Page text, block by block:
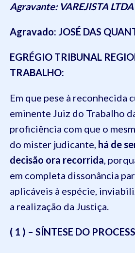
Agravante: VAREJISTA LTDA
Agravado: JOSÉ DAS
EGRÉGIO TRIBUNAL
TRABALHO:
Em que pese à reconhecida
eminente Juiz do Trabalho
proficiência com que o
do mister judicante, há de
decisão ora recorrida,
em completa dissonância
aplicáveis à espécie,
a realização da Justiça.
( 1 ) – SÍNTESE DO